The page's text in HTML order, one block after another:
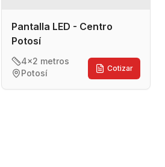
Pantalla LED - Centro
Potosí
4x2 metros
Potosí
Cotizar